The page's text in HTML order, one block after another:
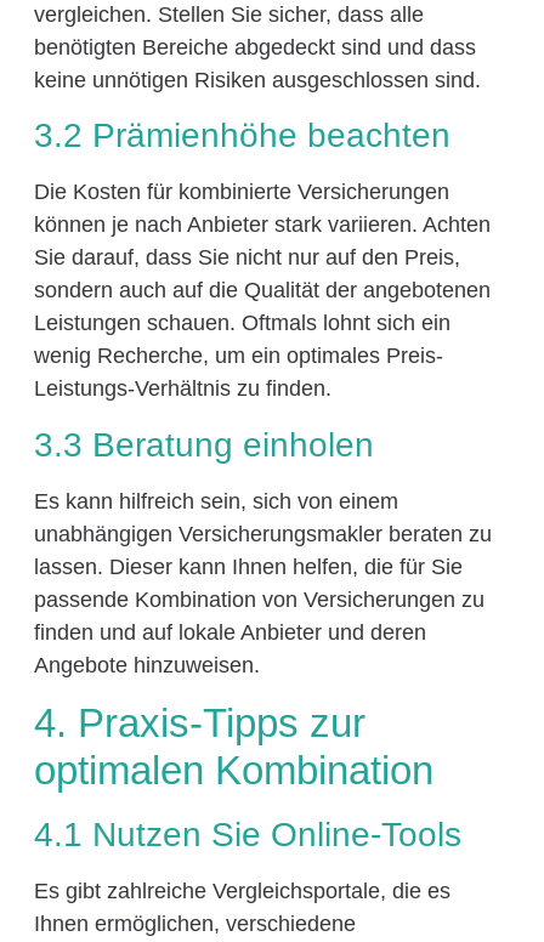
vergleichen. Stellen Sie sicher, dass alle
benötigten Bereiche abgedeckt sind und dass
keine unnötigen Risiken ausgeschlossen sind.
3.2 Prämienhöhe beachten
Die Kosten für kombinierte Versicherungen
können je nach Anbieter stark variieren. Achten
Sie darauf, dass Sie nicht nur auf den Preis,
sondern auch auf die Qualität der angebotenen
Leistungen schauen. Oftmals lohnt sich ein
wenig Recherche, um ein optimales Preis-
Leistungs-Verhältnis zu finden.
3.3 Beratung einholen
Es kann hilfreich sein, sich von einem
unabhängigen Versicherungsmakler beraten zu
lassen. Dieser kann Ihnen helfen, die für Sie
passende Kombination von Versicherungen zu
finden und auf lokale Anbieter und deren
Angebote hinzuweisen.
4. Praxis-Tipps zur
optimalen Kombination
4.1 Nutzen Sie Online-Tools
Es gibt zahlreiche Vergleichsportale, die es
Ihnen ermöglichen, verschiedene